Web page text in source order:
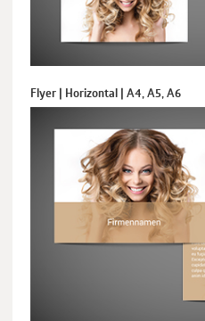
Flyer | Horizontal | A4, A5, A6